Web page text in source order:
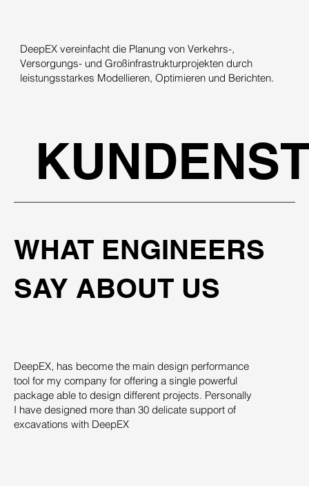
DeepEX vereinfacht die Planung von Verkehrs-,
Versorgungs- und Großinfrastrukturprojekten durch
leistungsstarkes Modellieren, Optimieren und Berichten.
WHAT ENGINEERS
SAY ABOUT US
DeepEX, has become the main design performance
tool for my company for offering a single powerful
package able to design different projects. Personally
I have designed more than 30 delicate support of
excavations with DeepEX